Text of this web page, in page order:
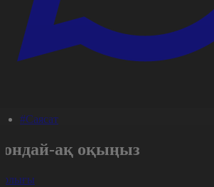
#Саясат
ақ оқыңыз